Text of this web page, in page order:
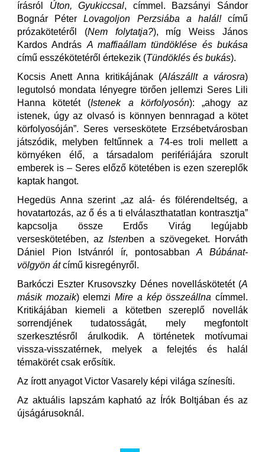
írásról Úton, Gyukiccsal, címmel. Bazsányi Sándor
Bognár PéterLovagoljon Perzsiába a halál!című
prózakötetéről (Nem folytatja?), míg Weiss János
Kardos András A maffiaállam tündöklése és bukása
című esszékötetéről értekezik (Tündöklés és bukás).
Kocsis Anett Anna kritikájának (Alászállt a városra)
legutolsó mondata lényegre törően jellemzi Seres Lili
Hanna kötetét (Istenek a körfolyosón): „ahogy az
istenek, úgy az olvasó is könnyen bennragad a kötet
körfolyosóján”. Seres verseskötete Erzsébetvárosban
játszódik, melyben feltűnnek a 74-es troli mellett a
környéken élő, a társadalom perifériájára szorult
emberek is – Seres előző kötetében is ezen szereplők
kaptak hangot.
Hegedüs Anna szerint „az alá- és fölérendeltség, a
hovatartozás, az ő és a ti elválaszthatatlan kontrasztja”
kapcsolja össze Erdős Virág legújabb
verseskötetében, azIstenben a szövegeket. Horváth
Dániel Pion Istvánról ír, pontosabbanA Búbánat-
völgyön átcímű kisregényről.
Barkóczi Eszter Krusovszky Dénes novelláskötetét (A
másik mozaik) elemziMire a kép összeállna címmel.
Kritikájában kiemeli a kötetben szereplő novellák
sorrendjének tudatosságát, mely megfontolt
szerkesztésről árulkodik. A történetek motívumai
vissza-visszatérnek, melyek a felejtés és halál
témakörét csak erősítik.
Az írott anyagot Victor Vasarely képi világa színesíti.
Az aktuális lapszám kapható az Írók Boltjában és az
újságárusoknál.